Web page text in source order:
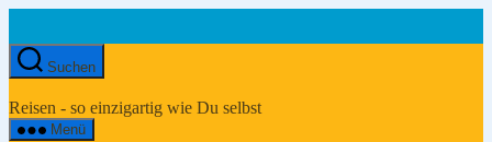
springen
Suchen
Reiseportal
Reisen - so einzigartig wie Du selbst
Menü